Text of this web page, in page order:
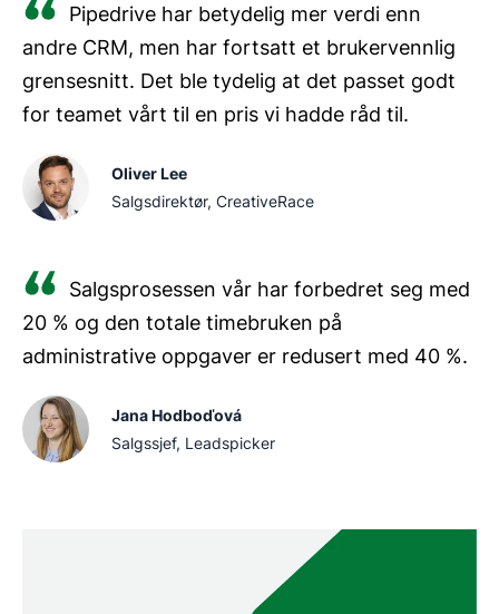
Pipedrive har betydelig mer verdi enn
andre CRM, men har fortsatt et brukervennlig
grensesnitt. Det ble tydelig at det passet godt
for teamet vårt til en pris vi hadde råd til.
Oliver Lee
Salgsdirektør, CreativeRace
Salgsprosessen vår har forbedret seg med
20 % og den totale timebruken på
administrative oppgaver er redusert med 40 %.
Jana Hodboďová
Salgssjef, Leadspicker